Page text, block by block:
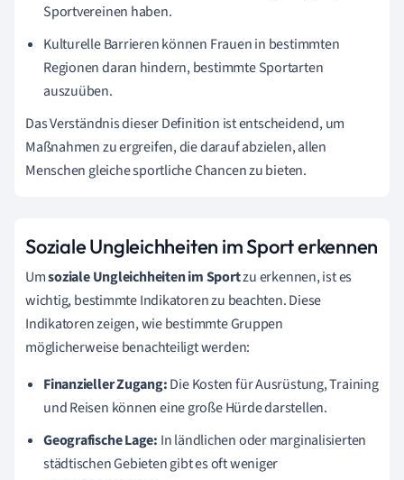
Sportvereinen haben.
Kulturelle Barrieren können Frauen in bestimmten
Regionen daran hindern, bestimmte Sportarten
auszuüben.
Das Verständnis dieser Definition ist entscheidend, um
Maßnahmen zu ergreifen, die darauf abzielen, allen
Menschen gleiche sportliche Chancen zu bieten.
Soziale Ungleichheiten im Sport erkennen
Umsoziale Ungleichheiten im Sportzu erkennen, ist es
wichtig, bestimmte Indikatoren zu beachten. Diese
Indikatoren zeigen, wie bestimmte Gruppen
möglicherweise benachteiligt werden:
Finanzieller Zugang:Die Kosten für Ausrüstung, Training
und Reisen können eine große Hürde darstellen.
Geografische Lage: In ländlichen oder marginalisierten
städtischen Gebieten gibt es oft weniger